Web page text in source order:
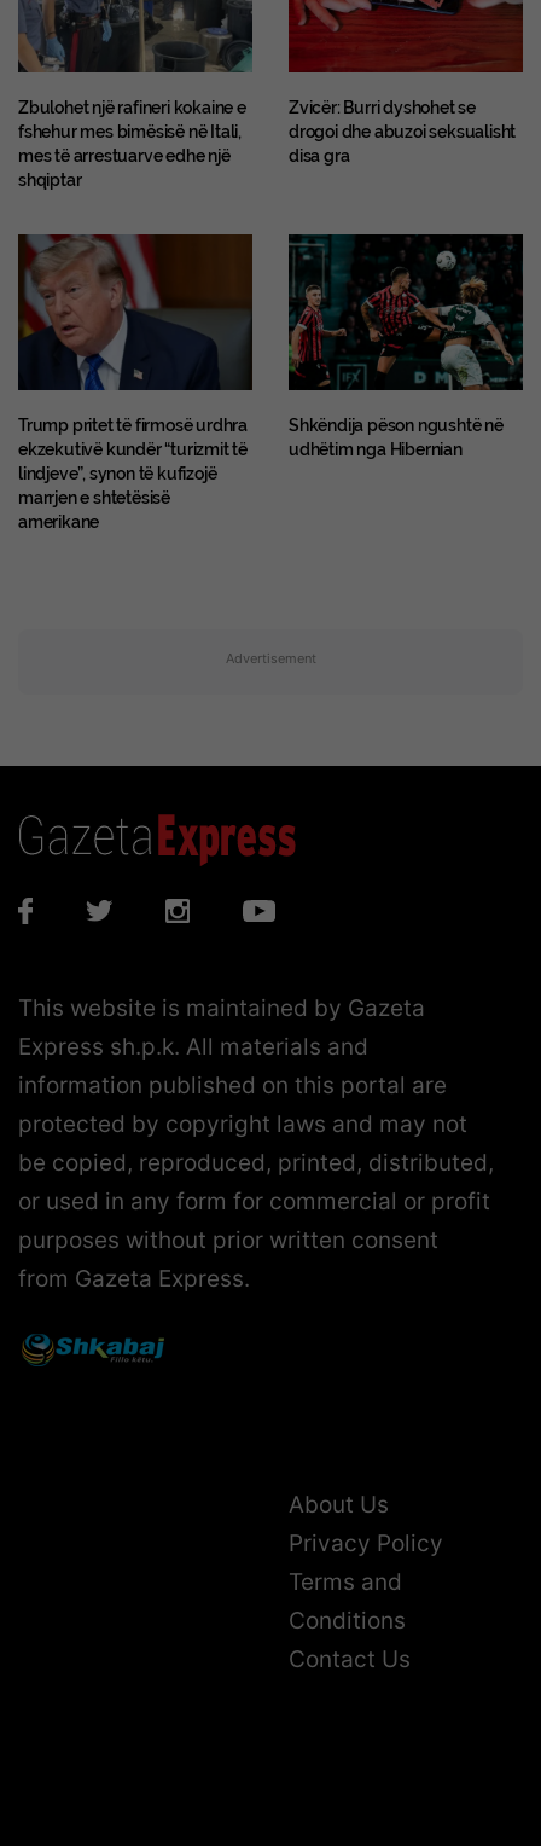
Zbulohet një rafineri kokaine e
fshehur mes bimësisë në Itali,
mes të arrestuarve edhe një
shqiptar
Zvicër: Burri dyshohet se
drogoi dhe abuzoi seksualisht
disa gra
Trump pritet të firmosë urdhra
ekzekutivë kundër “turizmit të
lindjeve”, synon të kufizojë
marrjen e shtetësisë
amerikane
Shkëndija pëson ngushtë në
udhëtim nga Hibernian
Advertisement
This website is maintained by Gazeta
Express sh.p.k. All materials and
information published on this portal are
protected by copyright laws and may not
be copied, reproduced, printed, distributed,
or used in any form for commercial or profit
purposes without prior written consent
from Gazeta Express.
About Us
Privacy Policy
Terms and
Conditions
Contact Us